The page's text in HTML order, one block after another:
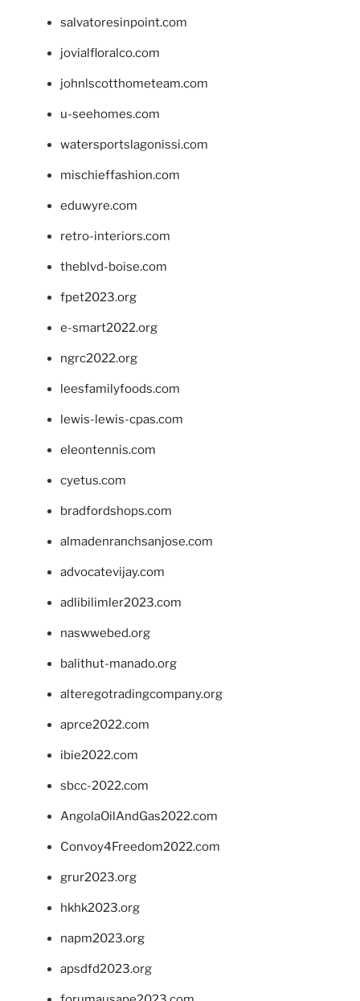
salvatoresinpoint.com
jovialfloralco.com
johnlscotthometeam.com
u-seehomes.com
watersportslagonissi.com
mischieffashion.com
eduwyre.com
retro-interiors.com
theblvd-boise.com
fpet2023.org
e-smart2022.org
ngrc2022.org
leesfamilyfoods.com
lewis-lewis-cpas.com
eleontennis.com
cyetus.com
bradfordshops.com
almadenranchsanjose.com
advocatevijay.com
adlibilimler2023.com
naswwebed.org
balithut-manado.org
alteregotradingcompany.org
aprce2022.com
ibie2022.com
sbcc-2022.com
AngolaOilAndGas2022.com
Convoy4Freedom2022.com
grur2023.org
hkhk2023.org
napm2023.org
apsdfd2023.org